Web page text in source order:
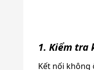
1. Kiểm tra
Kết nối không